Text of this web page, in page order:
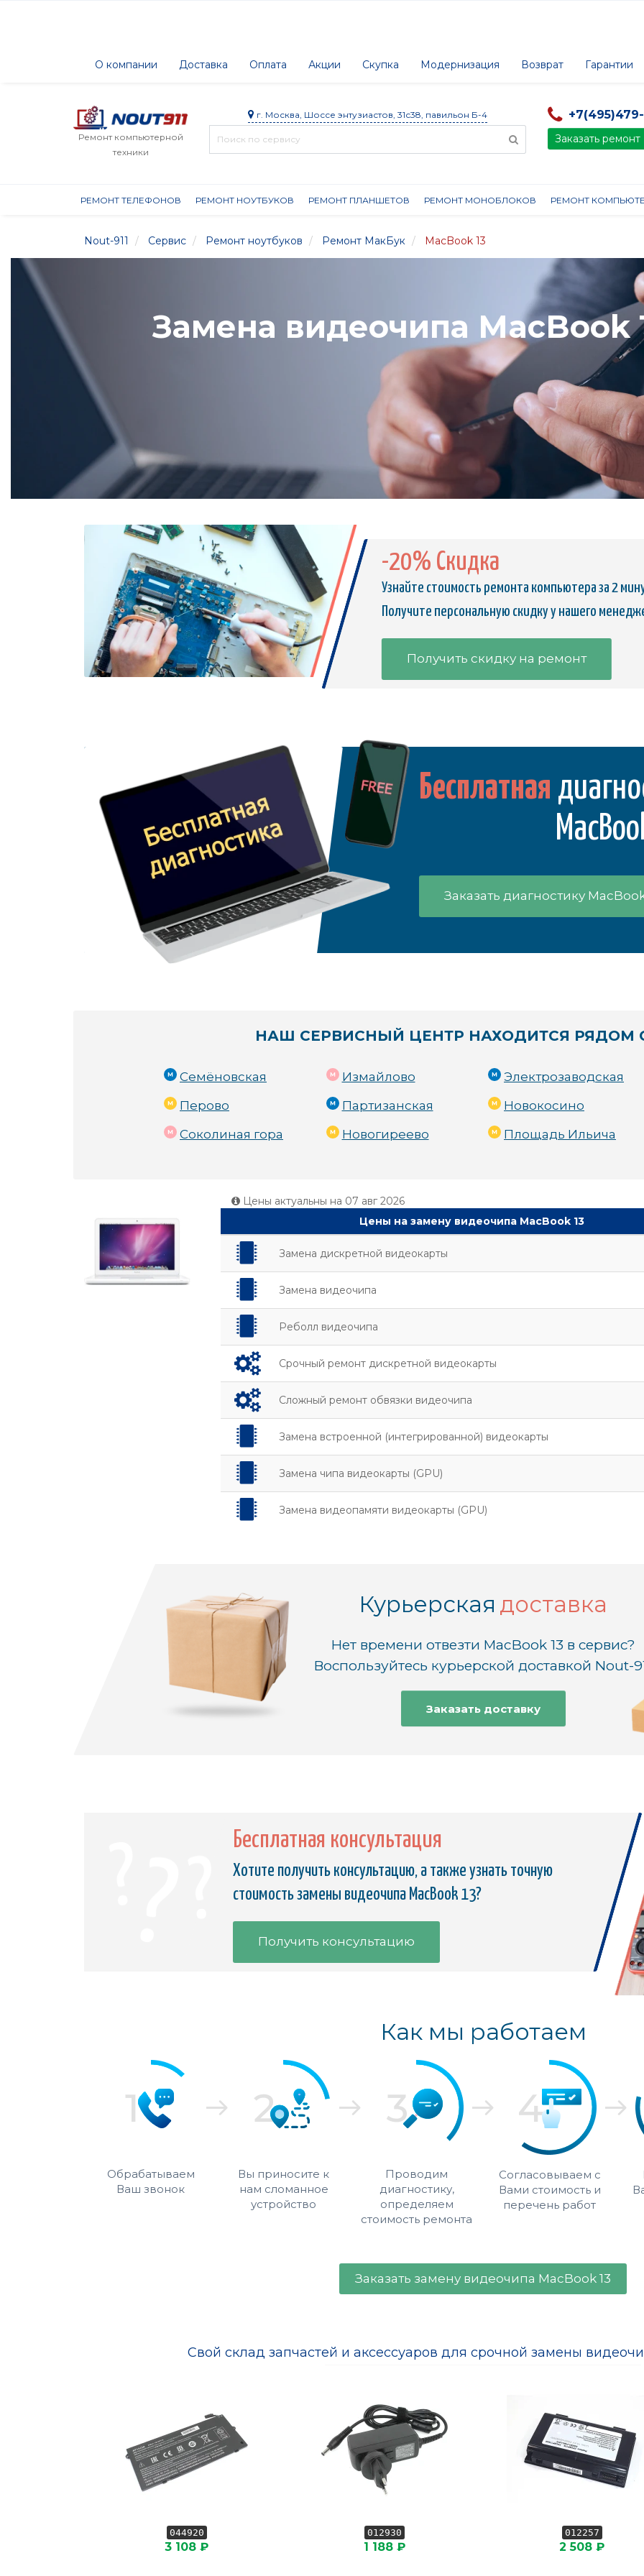
О компании Доставка Оплата Акции Скупка Модернизация Возврат Гарантии
Ремонт компьютерной
техники
г. Москва, Шоссе энтузиастов, 31с38, павильон Б-4
Заказать ремонт
РЕМОНТ ТЕЛЕФОНОВ РЕМОНТ НОУТБУКОВ РЕМОНТ ПЛАНШЕТОВ РЕМОНТ МОНОБЛОКОВ РЕМОНТ
Nout-911 Сервис Ремонт ноутбуков Ремонт МакБук MacBook 13
Замена видеочипа MacBook
-20% Скидка
Узнайте стоимость ремонта компьютера за 2
Получите персональную скидку у нашего
Получить скидку на ремонт
Бесплатная
Заказать диагностику
НАШ СЕРВИСНЫЙ ЦЕНТР НАХОДИТСЯ РЯДОМ
Семёновская
Перово
Соколиная гора
Измайлово
Партизанская
Новогиреево
Электрозаводская
Новокосино
Площадь Ильича
Цены актуальны на 07 авг 2026
Цены на замену видеочипа MacBook 13
Замена дискретной видеокарты
Замена видеочипа
Реболл видеочипа
Срочный ремонт дискретной видеокарты
Сложный ремонт обвязки видеочипа
Замена встроенной (интегрированной) видеокарты
Замена чипа видеокарты (GPU)
Замена видеопамяти видеокарты (GPU)
Курьерская доставка
Нет времени отвезти MacBook 13 в сервис?
Воспользуйтесь курьерской доставкой Nout-
Заказать доставку
Бесплатная консультация
Хотите получить консультацию, а также узнать точную
стоимость замены видеочипа MacBook 13?
Получить консультацию
Как мы работаем
Обрабатываем
Ваш звонок
Вы приносите к
нам сломанное
устройство
Проводим
диагностику,
определяем
стоимость ремонта
Согласовываем с
Вами стоимость и
перечень работ
Заказать замену видеочипа MacBook 13
Свой склад запчастей и аксессуаров для срочной замены
044920
3 108 ₽
012930
1 188 ₽
012257
2 508 ₽